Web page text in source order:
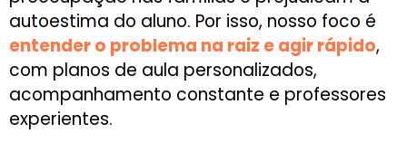
autoestima do aluno. Por isso, nosso foco é
entender o problema na raiz e agir rápido,
com planos de aula personalizados,
acompanhamento constante e professores
experientes.